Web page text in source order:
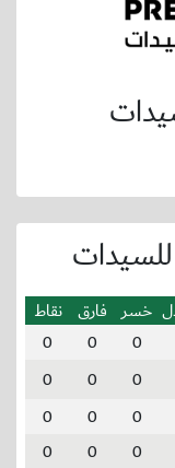
خسر فارق نقاط
0
0
0
0
0
0
0
0
0
0
0
0